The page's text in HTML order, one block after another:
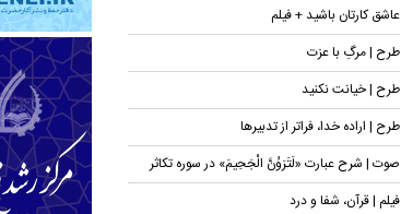
عاشق کارتان باشید + فیلم
طرح | مرگِ با عزت
طرح | خیانت نکنید
طرح | اراده خدا، فراتر از تدبیرها
صوت | شرح عبارت «لَتَرَوُنَّ الْجَحِیمَ» در سوره تکاثر
فیلم | قرآن، شفا و درد